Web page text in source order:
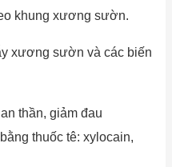
khung xương sườn.
xương sườn và các biến
thần, giảm đau
thuốc tê: xylocain,